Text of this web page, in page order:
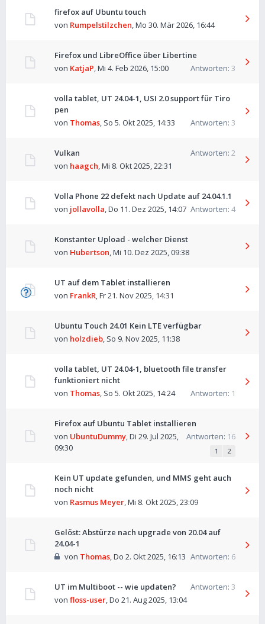
firefox auf Ubuntu touch
von Rumpelstilzchen,Mo 30. Mär 2026, 16:44
Firefox und LibreOffice über Libertine
Antworten: 3
von KatjaP,Mi 4. Feb 2026, 15:00
volla tablet, UT 24.04-1, USI 2.0 support für Tiro
pen
Antworten: 3
von Thomas, So 5. Okt 2025, 14:33
Vulkan Antworten: 2
von haagch,Mi 8. Okt 2025, 22:31
Volla Phone 22 defekt nach Update auf 24.04.1.1
Antworten: 4
von jollavolla,Do 11. Dez 2025, 14:07
Konstanter Upload - welcher Dienst
von Hubertson,Mi 10. Dez 2025, 09:38
UT auf dem Tablet installieren
von FrankR,Fr 21. Nov 2025, 14:31
Ubuntu Touch 24.01 Kein LTE verfügbar
von holzdieb, So 9. Nov 2025, 11:38
volla tablet, UT 24.04-1, bluetooth file transfer
funktioniert nicht
Antworten: 1
von Thomas, So 5. Okt 2025, 14:24
Firefox auf Ubuntu Tablet installieren
Antworten: 16
von UbuntuDummy,Di 29. Jul 2025,
09:30
1 2
Kein UT update gefunden, und MMS geht auch
noch nicht
von Rasmus Meyer,Mi 8. Okt 2025, 23:09
Gelöst: Abstürze nach upgrade von 20.04 auf
24.04-1
Antworten: 6
von Thomas,Do 2. Okt 2025, 16:13
UT im Multiboot -- wie updaten? Antworten: 3
von floss-user,Do 21. Aug 2025, 13:04